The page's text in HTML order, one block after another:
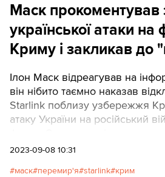
Маск прокоментував
української атаки
Криму і закликав до
Ілон Маск відреагував на
він нібито таємно наказав
Starlink поблизу узбережжя
атаку України на російський
2023-09-08 10:31
маск перемир'я starlink крим